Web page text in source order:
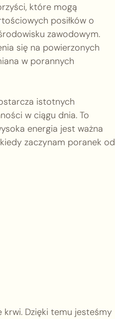
które mogą
posiłków o
zawodowym.
się na powierzonych
w porannych
istotnych
w ciągu dnia. To
energia jest ważna
zaczynam poranek od
Dzięki temu jesteśmy